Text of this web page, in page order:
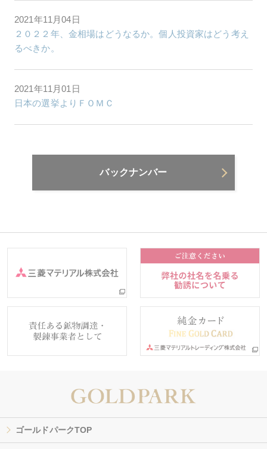
2021年11月04日
２０２２年、金相場はどうなるか。個人投資家はどう考え
るべきか。
2021年11月01日
日本の選挙よりＦＯＭＣ
バックナンバー
ゴールドパークTOP